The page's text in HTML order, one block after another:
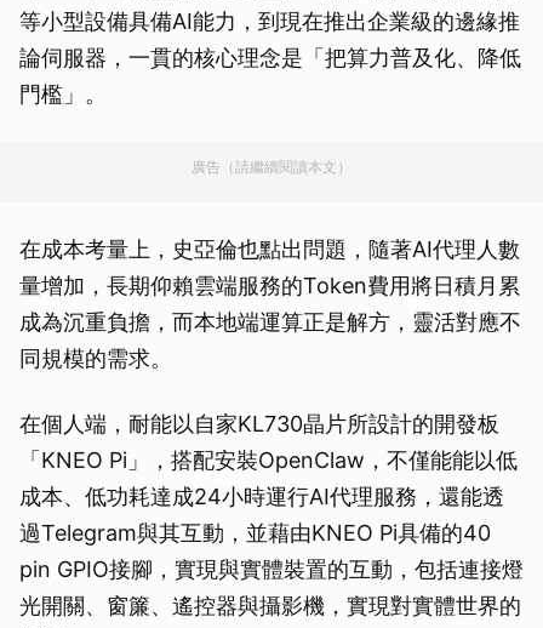
等小型設備具備AI能力，到現在推出企業級的邊緣推
論伺服器，一貫的核心理念是「把算力普及化、降低
門檻」。
廣告（請繼續閱讀本文）
在成本考量上，史亞倫也點出問題，隨著AI代理人數
量增加，長期仰賴雲端服務的Token費用將日積月累
成為沉重負擔，而本地端運算正是解方，靈活對應不
同規模的需求。
在個人端，耐能以自家KL730晶片所設計的開發板
「KNEO Pi」，搭配安裝OpenClaw，不僅能能以低
成本、低功耗達成24小時運行AI代理服務，還能透
過Telegram與其互動，並藉由KNEO Pi具備的40
pin GPIO接腳，實現與實體裝置的互動，包括連接燈
光開關、窗簾、遙控器與攝影機，實現對實體世界的